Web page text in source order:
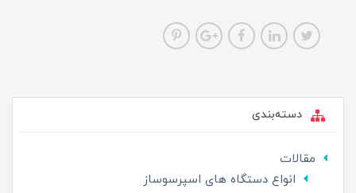
دسته‌بندی
مقالات
انواع دستگاه های اسپرسوساز